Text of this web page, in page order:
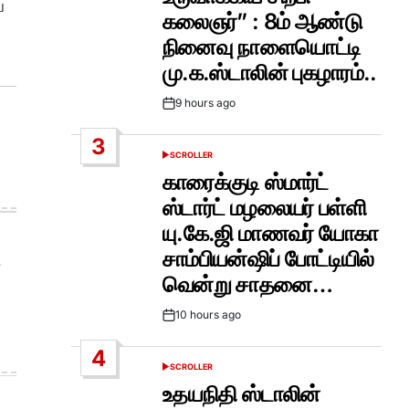
கலைஞர்” : 8ம் ஆண்டு
நினைவு நாளையொட்டி
மு.க.ஸ்டாலின் புகழாரம்..
Post9 hours ago
3
POSTED
SCROLLER
காரைக்குடி ஸ்மார்ட்
ஸ்டார்ட் மழலையர் பள்ளி
யு.கே.ஜி மாணவர் யோகா
சாம்பியன்ஷிப் போட்டியில்
வென்று சாதனை…
Post10 hours ago
4
POSTED
SCROLLER
உதயநிதி ஸ்டாலின்